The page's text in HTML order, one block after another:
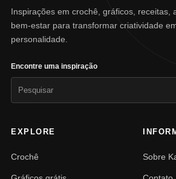
Inspirações em crochê, gráficos, receitas,
bem-estar para transformar criatividade
personalidade.
Encontre uma inspiração
EXPLORE
Crochê Sobre